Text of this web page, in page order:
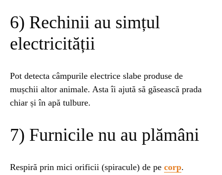
6) Rechinii au simțul
electricității
Pot detecta câmpurile electrice slabe produse de
mușchii altor animale. Asta îi ajută să găsească prada
chiar și în apă tulbure.
7) Furnicile nu au plămâni
Respiră prin mici orificii (spiracule) de pe corp.